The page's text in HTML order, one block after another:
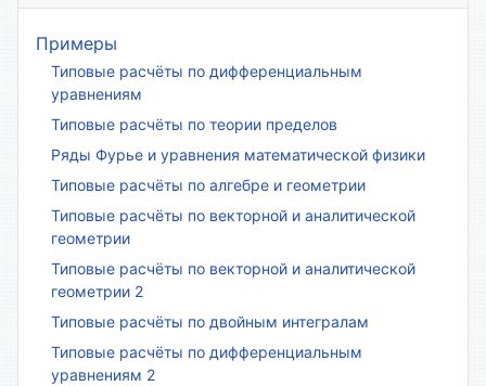
Примеры
Типовые расчёты по дифференциальным
уравнениям
Типовые расчёты по теории пределов
Ряды Фурье и уравнения математической физики
Типовые расчёты по алгебре и геометрии
Типовые расчёты по векторной и аналитической
геометрии
Типовые расчёты по векторной и аналитической
геометрии 2
Типовые расчёты по двойным интегралам
Типовые расчёты по дифференциальным
уравнениям 2